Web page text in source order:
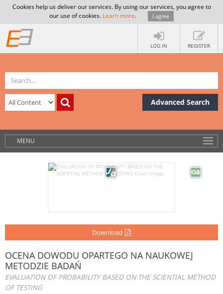
Cookies help us deliver our services. By using our services, you agree to
our use of cookies. Learn more. I agree
LOG IN REGISTER
Advanced Search
MENU
Download
OCENA DOWODU OPARTEGO NA NAUKOWEJ
METODZIE BADAŃ
EVALUATION OF PROBABILITY BASED ON THE SCIENTIAL METHOD
OF TESTING